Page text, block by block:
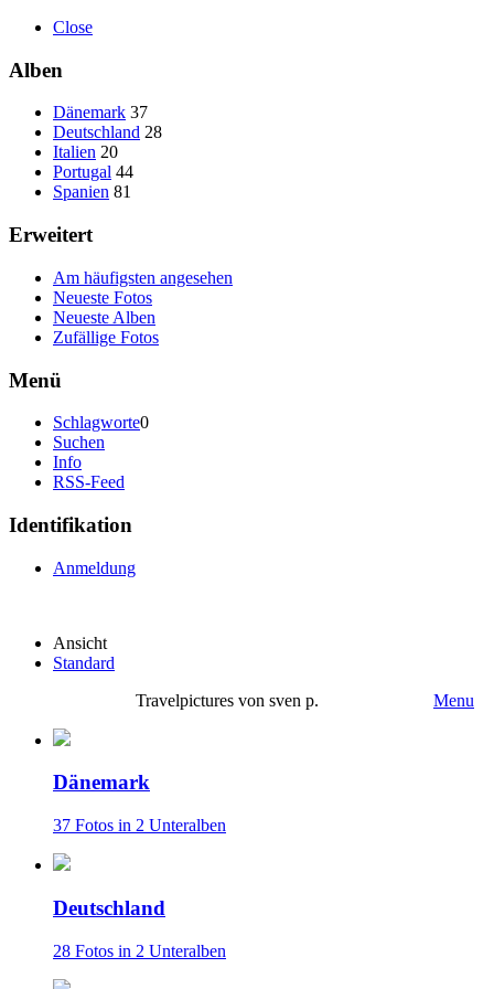
Close
Alben
Dänemark 37
Deutschland 28
Italien 20
Portugal 44
Spanien 81
Erweitert
Am häufigsten angesehen
Neueste Fotos
Neueste Alben
Zufällige Fotos
Menü
Schlagworte0
Suchen
Info
RSS-Feed
Identifikation
Anmeldung
Ansicht
Standard
Travelpictures von sven p.
Menu
Dänemark
37 Fotos in 2 Unteralben
Deutschland
28 Fotos in 2 Unteralben